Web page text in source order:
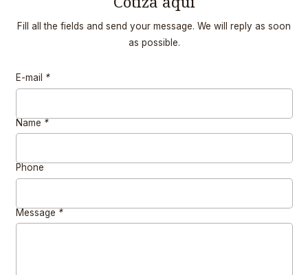
Fill all the fields and send your message. We will reply as soon
as possible.
E-mail *
Name *
Phone
Message *